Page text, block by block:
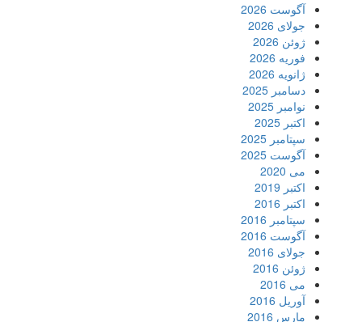
آگوست 2026
جولای 2026
ژوئن 2026
فوریه 2026
ژانویه 2026
دسامبر 2025
نوامبر 2025
اکتبر 2025
سپتامبر 2025
آگوست 2025
می 2020
اکتبر 2019
اکتبر 2016
سپتامبر 2016
آگوست 2016
جولای 2016
ژوئن 2016
می 2016
آوریل 2016
مارس 2016